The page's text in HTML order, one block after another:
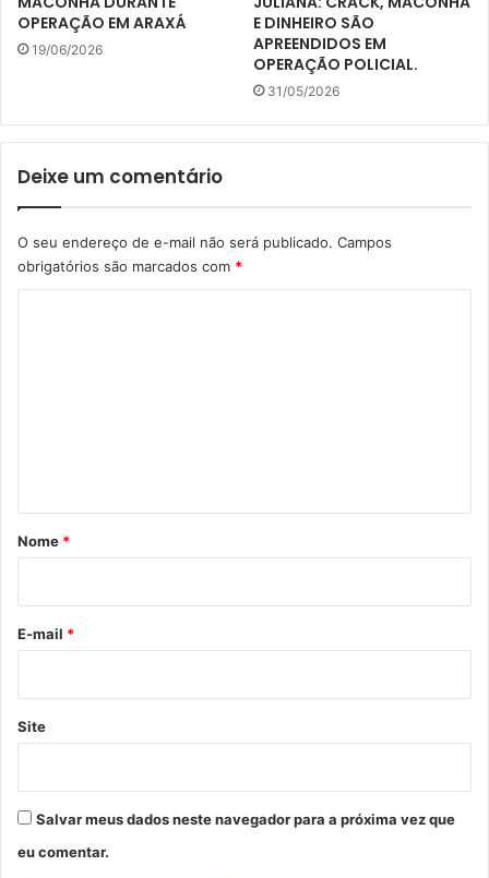
OPERAÇÃO EM ARAXÁ
19/06/2026
E DINHEIRO SÃO
APREENDIDOS EM
OPERAÇÃO POLICIAL.
31/05/2026
Deixe um comentário
O seu endereço de e-mail não será publicado. Campos
obrigatórios são marcados com *
r
*
Nome *
E-mail *
Site
Salvar meus dados neste navegador para a próxima vez que
eu comentar.